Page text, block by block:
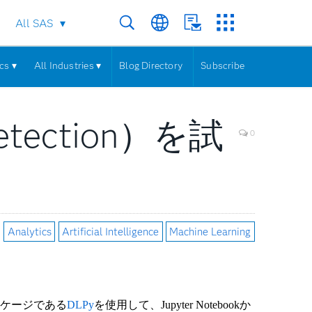
All SAS
▾ All Industries ▾ Blog Directory Subscribe
）を試 0
Analytics Artificial Intelligence Machine Learning
ージであるDLPyを使用して、 Jupyter Notebookか